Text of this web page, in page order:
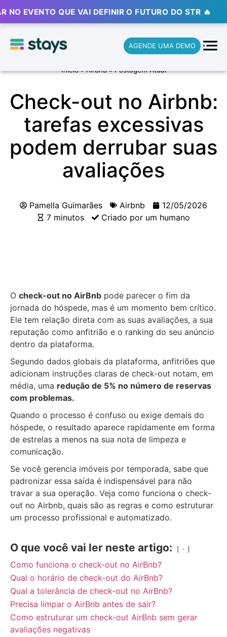
QUE VAI DEFINIR O FUTURO DO STR 🔥 ⚡ ⚡ ⚡
AGENDE UMA DEMO
Início»Airbnb»Postagem Atual
Check-out no Airbnb:
tarefas excessivas
podem derrubar suas
avaliações
Pamella Guimarães Airbnb
12/05/2026
7 minutos
Criado por um humano
O check-out no AirBnb pode parecer o fim da
jornada do hóspede, mas é um momento bem crítico.
Ele tem relação direta com as suas avaliações, a sua
reputação como anfitrião e o ranking do seu anúncio
dentro da plataforma.
Segundo dados globais da plataforma, anfitriões que
adicionam instruções claras de check-out notam, em
média, uma redução de 5% no número de reservas
com problemas.
Quando o processo é confuso ou exige demais do
hóspede, o resultado aparece rapidamente em forma
de estrelas a menos na sua nota de limpeza e
comunicação.
Se você gerencia imóveis por temporada, sabe que
padronizar essa saída é indispensável para não
travar a sua operação. Veja como funciona o check-
out no Airbnb, quais são as regras e como estruturar
um processo profissional e automatizado.
O que você vai ler neste artigo: -
Como funciona o check-out no AirBnb?
Qual o horário de check-out do AirBnb?
Qual a tolerância de check-out no AirBnb?
Precisa limpar o AirBnb antes de sair?
Como estruturar um check-out AirBnb sem gerar
avaliações negativas